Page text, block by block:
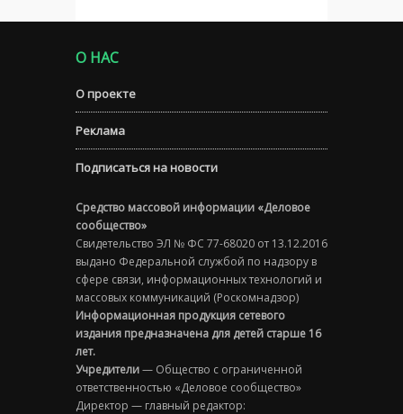
О НАС
О проекте
Реклама
Подписаться на новости
Средство массовой информации «Деловое
сообщество»
Свидетельство ЭЛ № ФС 77-68020 от 13.12.2016
выдано Федеральной службой по надзору в
сфере связи, информационных технологий и
массовых коммуникаций (Роскомнадзор)
Информационная продукция сетевого
издания предназначена для детей старше 16
лет.
Учредители— Общество с ограниченной
ответственностью «Деловое сообщество»
Директор — главный редактор: